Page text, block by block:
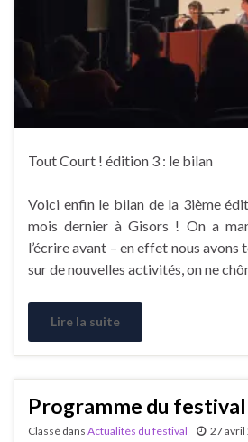
Tout Court ! édition 3 : le bilan
Voici enfin le bilan de la 3ième
mois dernier à Gisors ! On a
l’écrire avant – en effet nous avons
sur de nouvelles activités, on ne
Lire la suite
Programme du festival
Classé dans Actualités du festival 27 avril